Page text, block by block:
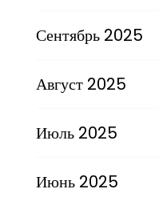
Сентябрь 2025
Август 2025
Июль 2025
Июнь 2025